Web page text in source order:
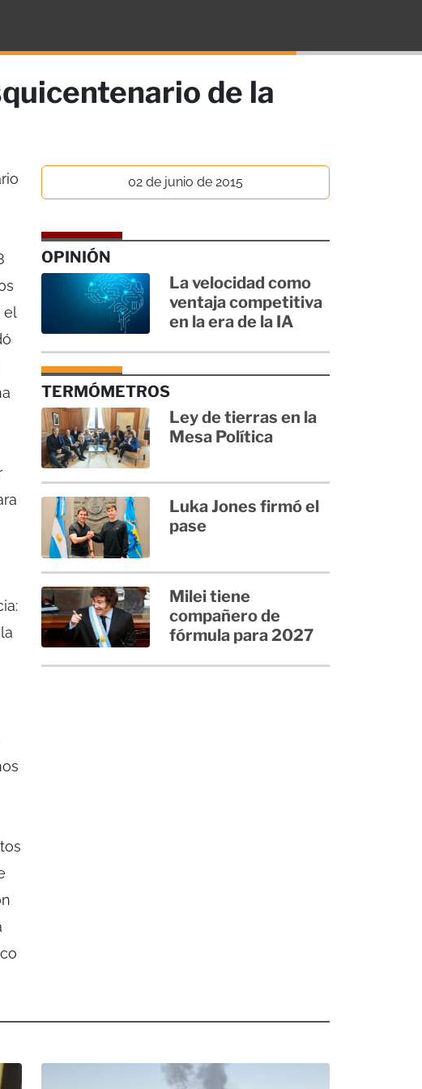
de la
el
02 de junio de 2015
OPINIÓN
La velocidad como
ventaja competitiva
en la era de la IA
TERMÓMETROS
Ley de tierras en la
Mesa Política
Luka Jones firmó el
pase
Milei tiene
compañero de
fórmula para 2027